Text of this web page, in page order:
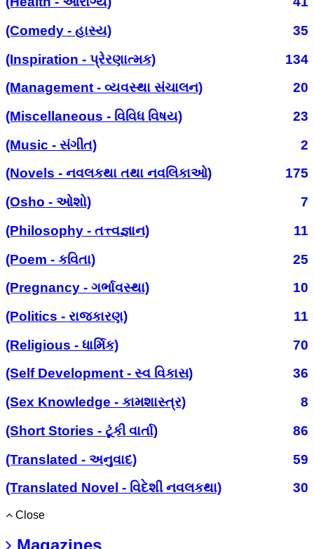
(Comedy - હાસ્ય)
35
(Inspiration - પ્રેરણાત્મક)
134
(Management - વ્યવસ્થા સંચાલન)
20
(Miscellaneous - વિવિધ વિષય)
23
(Music - સંગીત)
2
(Novels - નવલકથા તથા નવલિકાઓ)
175
(Osho - ઓશો)
7
(Philosophy - તત્ત્વજ્ઞાન)
11
(Poem - કવિતા)
25
(Pregnancy - ગર્ભાવસ્થા)
10
(Politics - રાજકારણ)
11
(Religious - ધાર્મિક)
70
(Self Development - સ્વ વિકાસ)
36
(Sex Knowledge - કામશાસ્ત્ર)
8
(Short Stories - ટૂંકી વાર્તા)
86
(Translated - અનુવાદ)
59
(Translated Novel - વિદેશી નવલકથા)
30
Close
Magazines